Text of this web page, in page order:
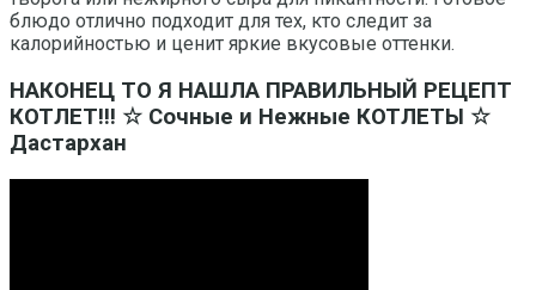
блюдо отлично подходит для тех, кто следит за
калорийностью и ценит яркие вкусовые оттенки.
НАКОНЕЦ ТО Я НАШЛА ПРАВИЛЬНЫЙ РЕЦЕПТ
КОТЛЕТ!!! ☆ Сочные и Нежные КОТЛЕТЫ ☆
Дастархан